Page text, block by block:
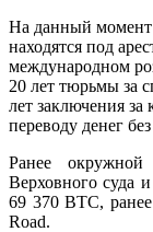
На данный
находятся под
международном
20 лет тюрьмы за
лет заключения
переводу денег
Ранее
Верховного
69 370 BTC,
Road.